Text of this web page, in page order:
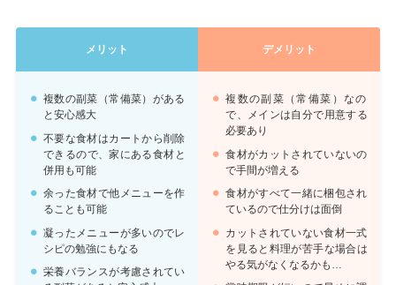
メリット デメリット
複数の副菜（常備菜）がある
と安心感大
不要な食材はカートから削除
できるので、家にある食材と
併用も可能
余った食材で他メニューを作
ることも可能
凝ったメニューが多いのでレ
シピの勉強にもなる
栄養バランスが考慮されてい
複数の副菜（常備菜）なの
で、メインは自分で用意する
必要あり
食材がカットされていないの
で手間が増える
食材がすべて一緒に梱包され
ているので仕分けは面倒
カットされていない食材一式
を見ると料理が苦手な場合は
やる気がなくなるかも…